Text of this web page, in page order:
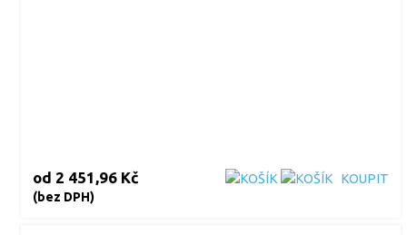
od 2 451,96 Kč
(bez DPH)
KOUPIT